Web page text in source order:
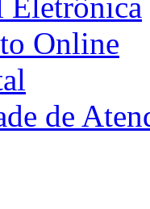
Online
de